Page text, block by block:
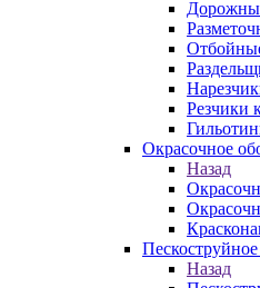
Резчики
Окрасочное
Назад
Назад